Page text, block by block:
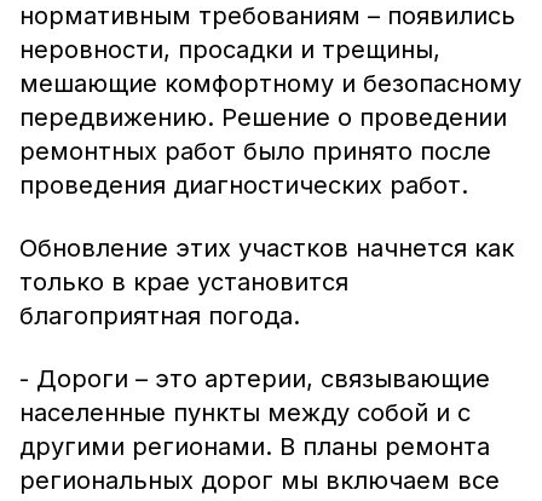
нормативным требованиям – появились
неровности, просадки и трещины,
мешающие комфортному и безопасному
передвижению. Решение о проведении
ремонтных работ было принято после
проведения диагностических работ.
Обновление этих участков начнется как
только в крае установится
благоприятная погода.
- Дороги – это артерии, связывающие
населенные пункты между собой и с
другими регионами. В планы ремонта
региональных дорог мы включаем все